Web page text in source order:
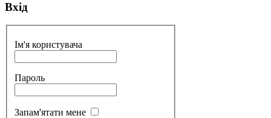
Вхід
Ім'я користувача
Пароль
Запам'ятати мене